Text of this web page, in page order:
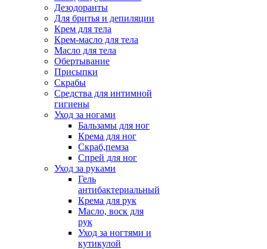
Дезодоранты
Для бритья и депиляции
Крем для тела
Крем-масло для тела
Масло для тела
Обертывание
Присыпки
Скрабы
Средства для интимной
гигиены
Уход за ногами
Бальзамы для ног
Крема для ног
Скраб,пемза
Спрей для ног
Уход за руками
Гель
антибактериальный
Крема для рук
Масло, воск для
рук
Уход за ногтями и
кутикулой